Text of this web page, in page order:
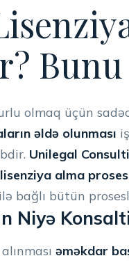
olmaq üçün
əldə olunması
Unilegal
lisenziya alma
bağlı bütün
Niyə
əməkdar